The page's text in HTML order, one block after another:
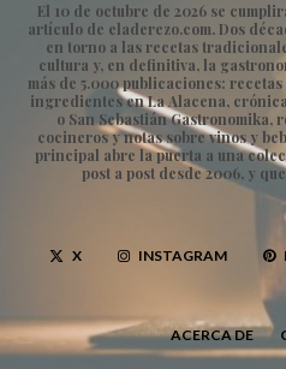
El 10 de octubre de 2026 se
artículo de eladerezo.com. Dos
en torno a las recetas
cultura y, en definitiva, la
más de 5.000 publicaciones:
ingredientes en La Alacena,
o San Sebastián Gastronomika,
cocineros y notas sobre vinos y
principal abre la puerta a una
post a post desde 2006, y
X INSTAGRAM
ACERCA DE